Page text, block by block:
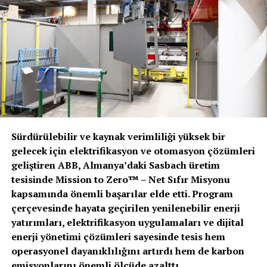
“Enerji ve mobilite sektörlerinde yaşanan dönüşüm
yalnızca teknik altyapı yatırımlarından ibaret değil. Aynı
zamanda toplumsal bilinç ve kapsayıcılığın
güçlenmesini de gerektiriyor. Hatay KAGİD ile
başlattığımız bu iş birliği, kadınların yeşil dönüşüm
süreçlerinde daha görünür ve aktif rol almasına katkı
sağlayacak.”
Ovolt ve Hatay KAGİD iş birliğinin, sürdürülebilirlik
alanında kadınların rolünü güçlendiren ve ölçülebilir
sosyal etki yaratan projelere zemin hazırlaması
hedefleniyor. Bu çalışmaların gelecekte farklı
paydaşlarla geliştirilecek yeni iş birliklerine de öncülük
etmesi bekleniyor.
Sürdürülebilir ve kaynak verimliliği yüksek bir
gelecek için elektrifikasyon ve otomasyon çözümleri
geliştiren ABB, Almanya’daki Sasbach üretim
tesisinde Mission to Zero™ – Net Sıfır Misyonu
kapsamında önemli başarılar elde etti. Program
çerçevesinde hayata geçirilen yenilenebilir enerji
yatırımları, elektrifikasyon uygulamaları ve dijital
enerji yönetimi çözümleri sayesinde tesis hem
operasyonel dayanıklılığını artırdı hem de karbon